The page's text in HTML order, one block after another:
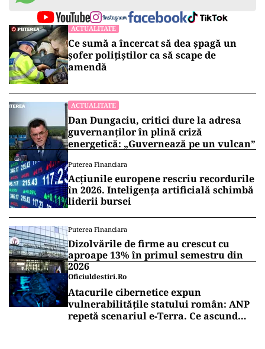
ACTUALITATE
Ce sumă a încercat să dea șpagă un
șofer polițiștilor ca să scape de
amendă
ACTUALITATE
Dan Dungaciu, critici dure la adresa
guvernanților în plină criză
energetică: „Guvernează pe un vulcan”
Puterea Financiara
Acțiunile europene rescriu recordurile
în 2026. Inteligența artificială schimbă
liderii bursei
Puterea Financiara
Dizolvările de firme au crescut cu
aproape 13% în primul semestru din
2026
Oficiuldestiri.ro
Atacurile cibernetice expun
vulnerabilitățile statului român: ANP
repetă scenariul e‑Terra. Ce ascund